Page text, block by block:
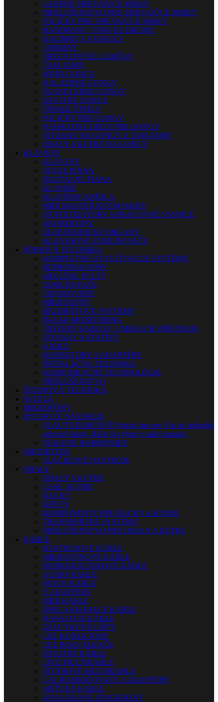
LADENÉ SPIEVAJÚCE MISKY
PRISLUŠENSTVO PRE SPIEVAJÚCE MISKY
PALIČKY PRE SPIEVAJÚCE MISKY
HANDPANY, TONGUE DRUMY
KALIMBY A SANSULY
CHIMESY
FREKVENČNÉ LADIČKY
TAM-TAMY
WIND GONGY
NALADENÉ GONGY
PLANETÁRNE GONGY
OSTATNÉ GONGY
ČÍNSKE ČINELY
PALIČKY PRE GONGY
NÁHRADNÉ DIELY PRE GONGY
STOJANY NA GONGY A TAM-TAMY
OBALY A KUFRE NA GONGY
KLÁVESY
KLÁVESY
STAGE PIÁNA
DIGITÁLNE PIÁNA
KLAVÍRE
KLAVÍRNE KRÍDLA
MIDI MASTER KEYBOARDY
SYNTETIZÁTORY A PRACOVNÉ STANICE
AKORDEÓNY
ELEKTRONICKÉ ORGANY
KLÁVESOVÉ ZOSILŇOVAČE
PÓDIOVÁ TECHNIKA
KOMPLETNÉ OZVUČOVACIE SYSTÉMY
REPRODUKTORY
MIXÁŽNE PULTY
ZOSILŇOVAČE
CROSSOVERY
MIKROFÓNY
BEZDRÔTOVÉ SYSTÉMY
IN-EAR MONITORING
TESTERY KÁBLOV A MERACIE PRÍSTROJE
STOJANY A STATÍVY
KÁBLE
KONEKTORY A ADAPTÉRY
INŠTALAČNÁ TECHNIKA
KOMUNIKAČNÉ TECHNOLÓGIE
PRÍSLUŠENSTVO
ŠTÚDIOVÁ TECHNIKA
SVETLÁ
MIKROFÓNY
DYCHOVÉ NÁSTROJE
FLAUTY-ZOBCOVÉVybrali sme pre Vás tie najlepšie
zobcové flauty. Ráčte si vybrať z našej ponuky.
FÚKACIE HARMONIKY
ORCHESTER
SLÁČIKOVÉ NÁSTROJE
OBALY
OBALY A KUFRE
CASE, KUFRE
RACKY
KRYTY
KOMPONENTY PRE RACKY A KUFRE
TRANSPORTNÉ SYSTÉMY
PRÍSLUŠENSTVO PRE OBALY A KUFRE
KÁBLE
NÁSTROJOVÉ KÁBLE
MIKROFÓNOVÉ KÁBLE
REPRODUKTOROVÉ KÁBLE
AUDIO KÁBLE
PATCH KÁBLE
Y ADAPTÉRY
MIDI KÁBLE
DMX A RIADIACE KÁBLE
NAPÁJACIE KÁBLE
ZÁSUVKOVÉ LIŠTY
CEE KONEKTORY
CEE ROZVÁDZAČE
OSTATNÉ KÁBLE
LIVE MULTIKÁBLE
ŠTÚDIOVÉ MULTIKÁBLE
CAT ROZBOČOVAČE A ADAPTÉRY
SIEŤOVÉ KÁBLE
ANALÓGOVÉ STAGEBOXY